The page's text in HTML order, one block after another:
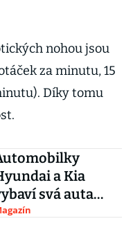
nohou jsou
za minutu, 15
Díky tomu
a Kia
svá auta
panely